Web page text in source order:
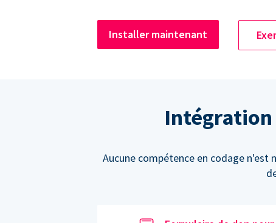
Installer maintenant
Intégration
Aucune compétence en codage n'est